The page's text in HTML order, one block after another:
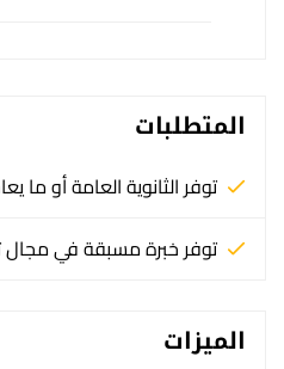
المتطلبات
توفر الثانوية العامة أو ما
توفر خبرة مسبقة في مجال
الميزات